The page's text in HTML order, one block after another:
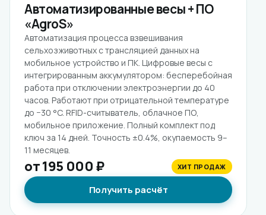
Автоматизированные весы + ПО
«AgroS»
Автоматизация процесса взвешивания
сельхозживотных с трансляцией данных на
мобильное устройство и ПК. Цифровые весы с
интегрированным аккумулятором: бесперебойная
работа при отключении электроэнергии до 40
часов. Работают при отрицательной температуре
до −30 °C. RFID-считыватель, облачное ПО,
мобильное приложение. Полный комплект под
ключ за 14 дней. Точность ±0.4%, окупаемость 9–
11 месяцев.
от 195 000 ₽ ХИТ ПРОДАЖ
Получить расчёт